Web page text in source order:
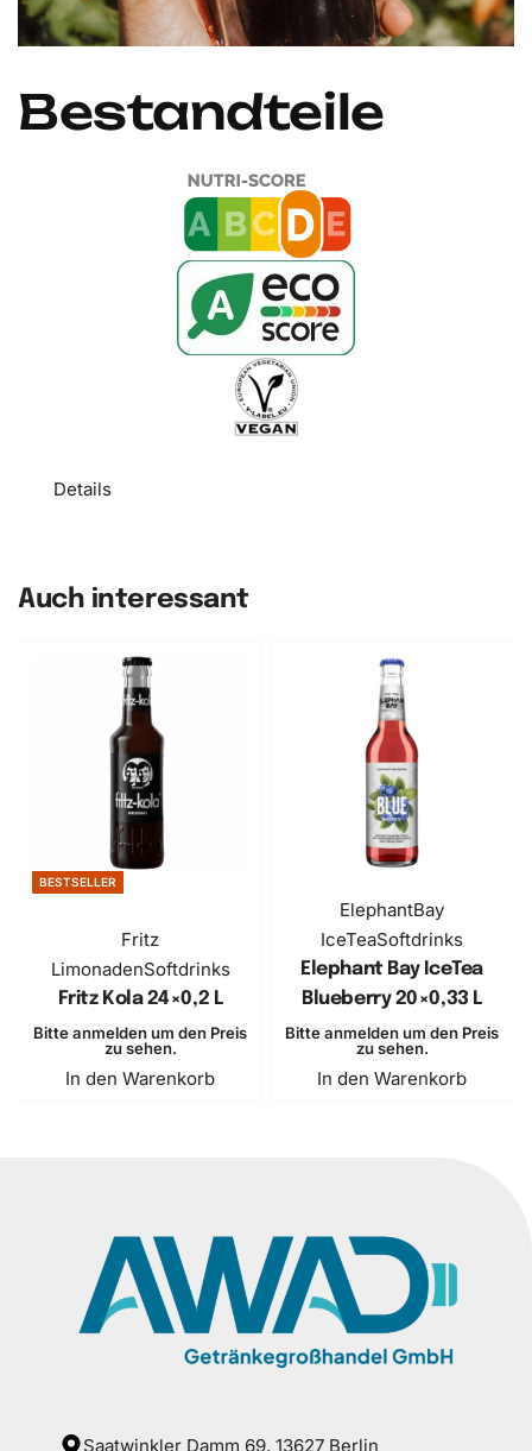
Bestandteile
Details
Auch interessant
BESTSELLER
Fritz
LimonadenSoftdrinks
Fritz Kola ​24×0,2 L
Bitte anmelden um den Preis
zu sehen.
In den Warenkorb
ElephantBay
IceTeaSoftdrinks
Elephant Bay IceTea
Blueberry ​20×0,33 L
Bitte anmelden um den Preis
zu sehen.
In den Warenkorb
Saatwinkler Damm 69, 13627 Berlin